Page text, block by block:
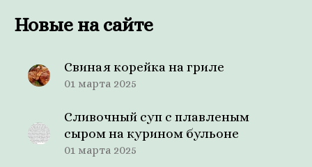
Новые на сайте
Свиная корейка на гриле
01 марта 2025
Сливочный суп с плавленым
сыром на курином бульоне
01 марта 2025